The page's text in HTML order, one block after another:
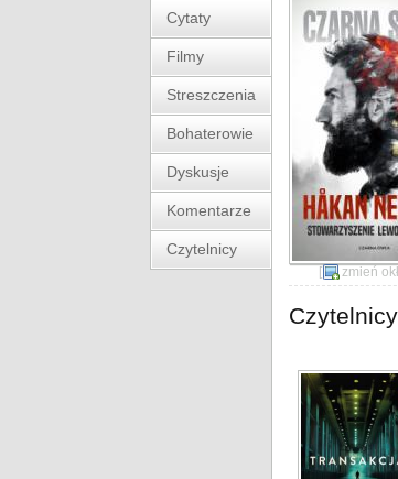
Cytaty
Filmy
Streszczenia
Bohaterowie
Dyskusje
Komentarze
Czytelnicy
[ zmień